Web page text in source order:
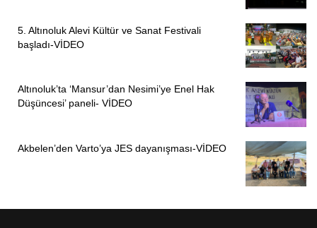
5. Altınoluk Alevi Kültür ve Sanat Festivali
başladı-VİDEO
Altınoluk’ta ‘Mansur’dan Nesimi’ye Enel Hak
Düşüncesi’ paneli- VİDEO
Akbelen’den Varto’ya JES dayanışması-VİDEO